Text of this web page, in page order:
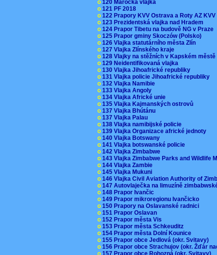
o 120 Marocká vlajka
o 121 PF 2018
o 122 Prapory KVV Ostrava a Roty AZ
o 123 Prezidentská vlajka nad Hradem
o 124 Prapor Tibetu na budově NG v Praze
o 125 Prapor gminy Skoczów (Polsko)
o 126 Vlajka statutárního města Zlín
o 127 Vlajka Zlínského kraje
o 128 Vlajky na stěžních v Kapském
o 129 Neidentifikovaná vlajka
o 130 Vlajka Jihoafrické republiky
o 131 Vlajka policie Jihoafrické republiky
o 132 Vlajka Namibie
o 133 Vlajka Angoly
o 134 Vlajka Africké unie
o 135 Vlajka Kajmanských ostrovů
o 137 Vlajka Bhútánu
o 137 Vlajka Palau
o 138 Vlajka namibijské policie
o 139 Vlajka Organizace africké jednoty
o 140 Vlajka Botswany
o 141 Vlajka botswanské policie
o 142 Vlajka Zimbabwe
o 143 Vlajka Zimbabwe Parks and Wildlife
o 144 Vlajka Zambie
o 145 Vlajka Mukuni
o 146 Vlajka Civil Aviation Authority of
o 147 Autovlaječka na limuzíně
o 148 Prapor Ivančic
o 149 Prapor mikroregionu Ivančicko
o 150 Prapory na Oslavanské radnici
o 151 Prapor Oslavan
o 152 Prapor města Vis
o 153 Prapor města Schkeuditz
o 154 Prapor města Dolní Kounice
o 155 Prapor obce Jedlová (okr. Svitavy)
o 156 Prapor obce Strachujov (okr. Žďár
o 157 Prapor obce Rohozná (okr. Svitavy)